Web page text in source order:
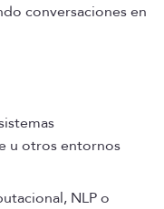
conversaciones en
u otros entornos
NLP o